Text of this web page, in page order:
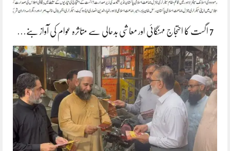
7 اگست کا احتجاج مہنگائی اور معاشی بدحالی سے متاثرہ عوام کی آواز بنے…